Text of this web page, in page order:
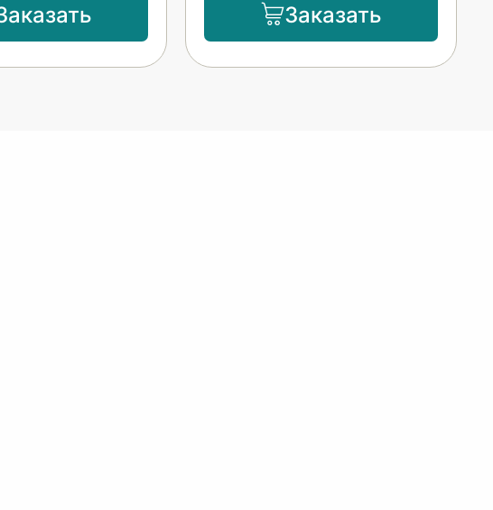
Заказать